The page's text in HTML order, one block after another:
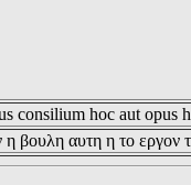
consilium hoc aut opus
βουλη αυτη η το εργον